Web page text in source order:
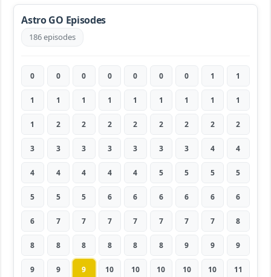
Astro GO Episodes
186 episodes
0 0 0 0 0 0 0 1 1
1 1 1 1 1 1 1 1 1
1 2 2 2 2 2 2 2 2
3 3 3 3 3 3 3 4 4
4 4 4 4 4 5 5 5 5
5 5 5 6 6 6 6 6 6
6 7 7 7 7 7 7 7 8
8 8 8 8 8 8 9 9 9
9 9 9 10 10 10 10 10 11